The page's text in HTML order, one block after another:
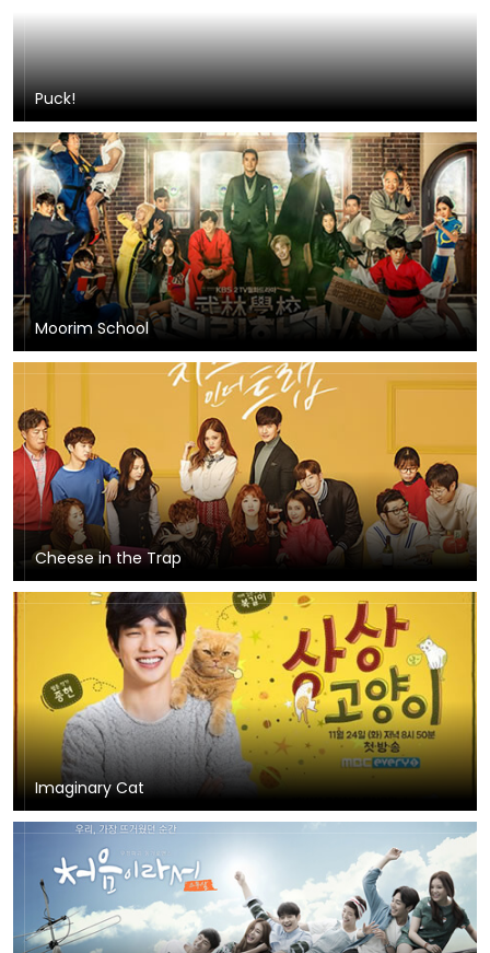
Puck!
Moorim School
Cheese in the Trap
Imaginary Cat